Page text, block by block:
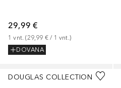
29,99 €
1 vnt. (29,99 € / 1 vnt.)
DOVANA
DOUGLAS COLLECTION